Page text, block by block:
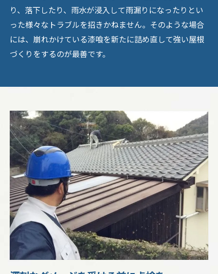
り、落下したり、雨水が浸入して雨漏りになったりとい
った様々なトラブルを招きかねません。そのような場合
には、崩れかけている漆喰を新たに詰め直して強い屋根
づくりをするのが最善です。